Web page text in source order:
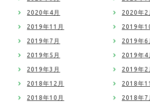
2020年4月 2020年2
2019年11月 2019年
2019年7月 2019年6
2019年5月 2019年4
2019年3月 2019年2
2018年12月 2018年
2018年10月 2018年7